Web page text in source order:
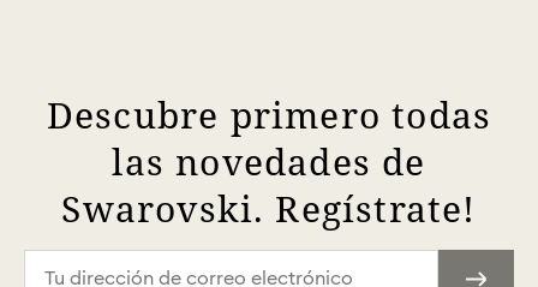
Descubre primero todas
las novedades de
Swarovski. Regístrate!